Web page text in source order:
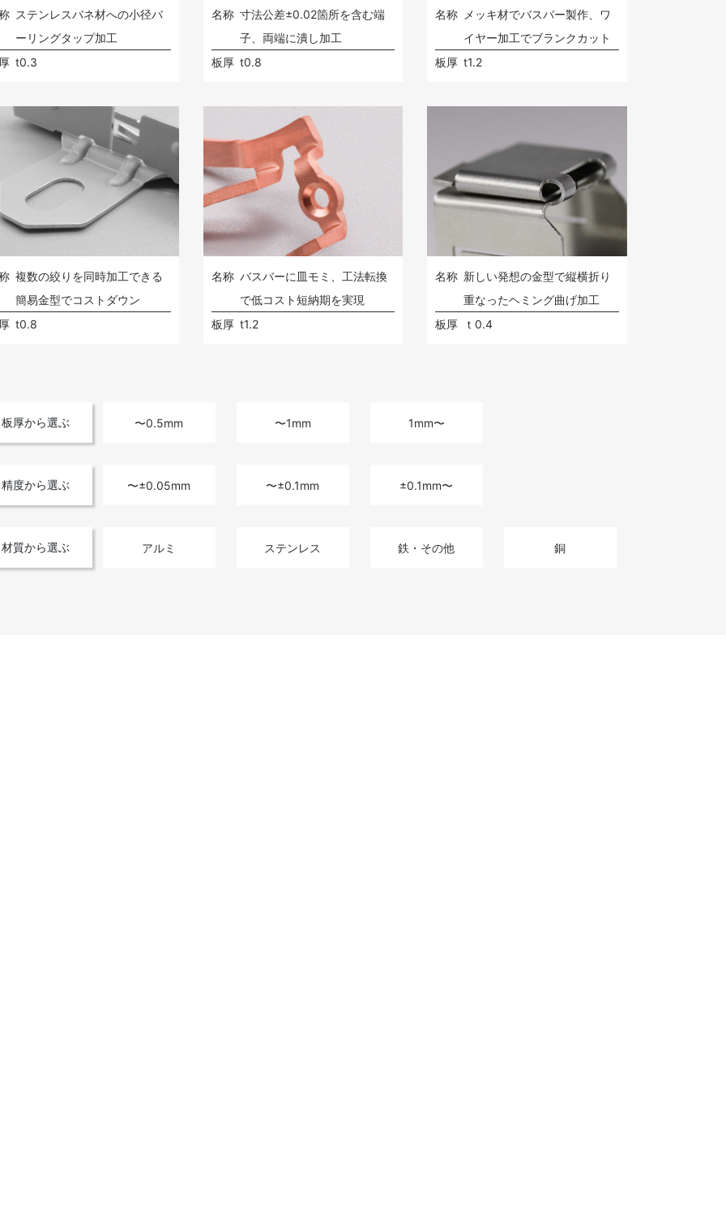
ステンレスバネ材への小径バ
ーリングタップ加工
t0.3
名称 寸法公差±0.02箇所を含む端
子、両端に潰し加工
板厚 t0.8
名称
メッキ材でバスバー製作、ワ
イヤー加工でブランクカット
板厚 t1.2
複数の絞りを同時加工できる
簡易金型でコストダウン
t0.8
名称 バスバーに皿モミ、工法転換
で低コスト短納期を実現
板厚 t1.2
名称 新しい発想の金型で縦横折り
重なったヘミング曲げ加工
板厚
ｔ0.4
板厚から選ぶ 〜0.5mm 〜1mm 1mm〜
精度から選ぶ 〜±0.05mm 〜±0.1mm ±0.1mm〜
材質から選ぶ アルミ ステンレス 鉄・その他 銅